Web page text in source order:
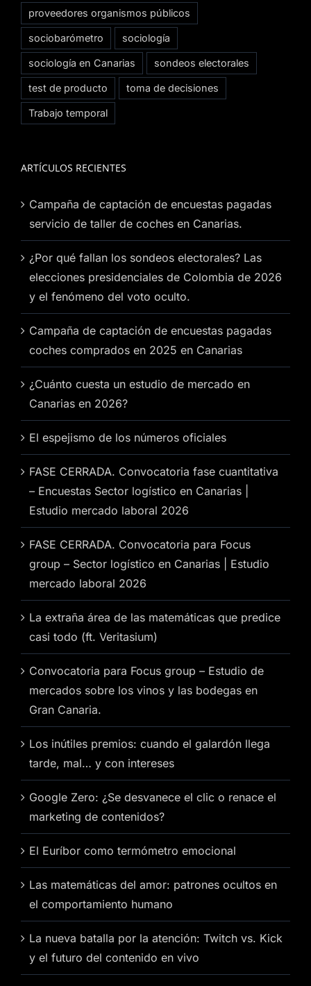
proveedores organismos públicos
sociobarómetro sociología
sociología en Canarias sondeos electorales
test de producto toma de decisiones
Trabajo temporal
ARTÍCULOS RECIENTES
Campaña de captación de encuestas pagadas
servicio de taller de coches en Canarias.
¿Por qué fallan los sondeos electorales? Las
elecciones presidenciales de Colombia de 2026
y el fenómeno del voto oculto.
Campaña de captación de encuestas pagadas
coches comprados en 2025 en Canarias
¿Cuánto cuesta un estudio de mercado en
Canarias en 2026?
El espejismo de los números oficiales
FASE CERRADA. Convocatoria fase cuantitativa
– Encuestas Sector logístico en Canarias |
Estudio mercado laboral 2026
FASE CERRADA. Convocatoria para Focus
group – Sector logístico en Canarias | Estudio
mercado laboral 2026
La extraña área de las matemáticas que predice
casi todo (ft. Veritasium)
Convocatoria para Focus group – Estudio de
mercados sobre los vinos y las bodegas en
Gran Canaria.
Los inútiles premios: cuando el galardón llega
tarde, mal… y con intereses
Google Zero: ¿Se desvanece el clic o renace el
marketing de contenidos?
El Euríbor como termómetro emocional
Las matemáticas del amor: patrones ocultos en
el comportamiento humano
La nueva batalla por la atención: Twitch vs. Kick
y el futuro del contenido en vivo